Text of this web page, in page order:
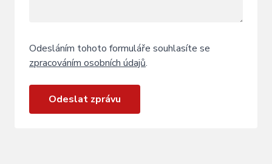
Odesláním tohoto formuláře souhlasíte se
zpracováním osobních údajů.
Odeslat zprávu